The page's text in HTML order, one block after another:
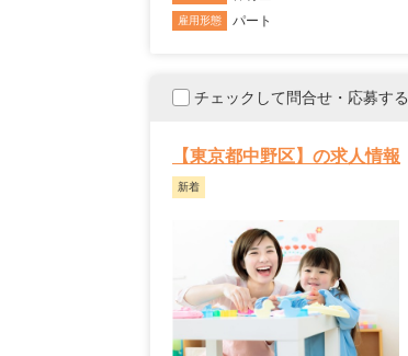
雇用形態 パート
チェックして問合せ・応募する
【東京都中野区】の求人情報
新着